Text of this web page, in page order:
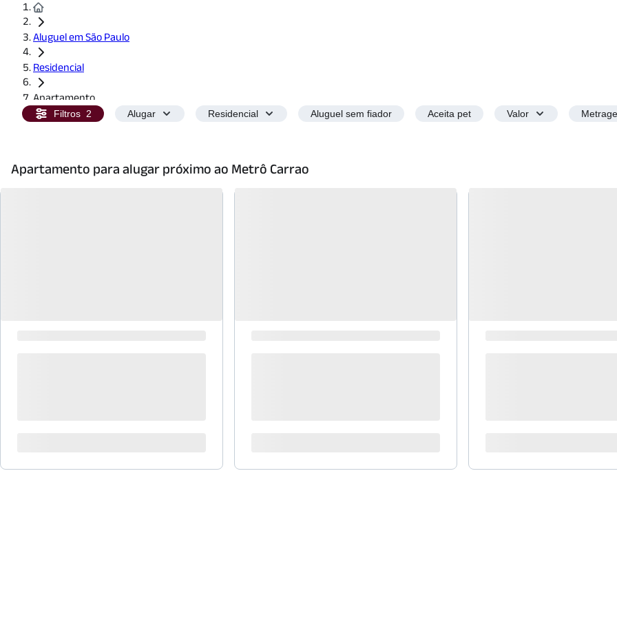
Aluguel em São Paulo
Residencial
Apartamento
Filtros 2 Alugar Residencial Aluguel sem fiador Aceita pet Valor
Apartamento para alugar próximo ao Metrô Carrao